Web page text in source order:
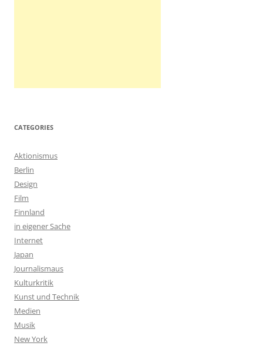
CATEGORIES
Aktionismus
Berlin
Design
Film
Finnland
in eigener Sache
Internet
Japan
Journalismaus
Kulturkritik
Kunst und Technik
Medien
Musik
New York